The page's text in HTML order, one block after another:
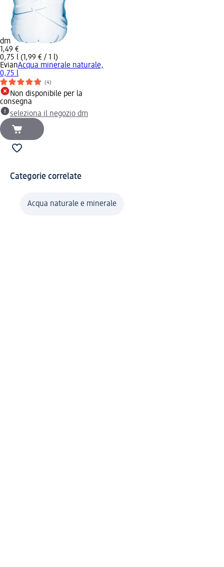
dm
1,49 €
0,75 l (1,99 € / 1 l)
EvianAcqua minerale naturale,
0,75 l
(4)
Non disponibile per la
consegna
seleziona il negozio dm
Categorie correlate
Acqua naturale e minerale